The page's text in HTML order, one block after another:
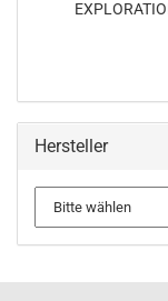
Hersteller